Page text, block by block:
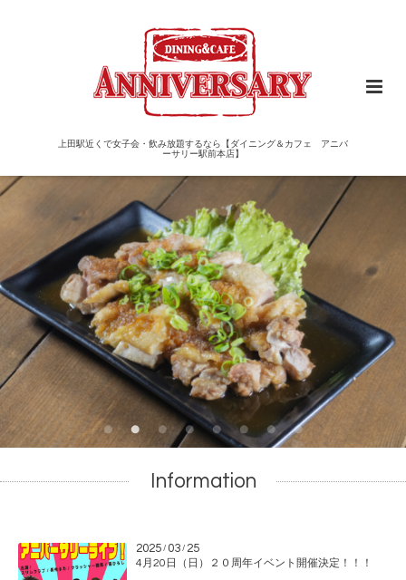
上田駅近くで女子会・飲み放題するなら【ダイニング＆カフェ アニバ
ーサリー駅前本店】
Information
2025 / 03 / 25
4月20日（日）２０周年イベント開催決定！！！